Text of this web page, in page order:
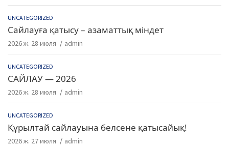
UNCATEGORIZED
Сайлауға қатысу – азаматтық міндет
2026 ж. 28 июля admin
UNCATEGORIZED
САЙЛАУ — 2026
2026 ж. 28 июля admin
UNCATEGORIZED
Құрылтай сайлауына белсене қатысайық!
2026 ж. 27 июля admin